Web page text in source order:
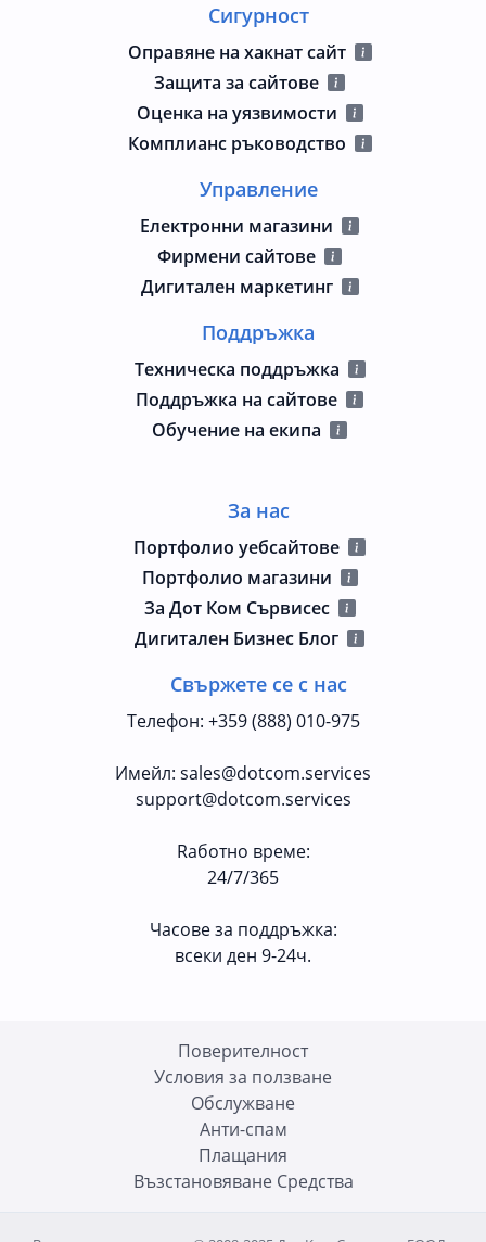
Сигурност
Оправяне на хакнат сайт
Защита за сайтове
Оценка на уязвимости
Комплианс ръководство
Управление
Електронни магазини
Фирмени сайтове
Дигитален маркетинг
Поддръжка
Техническа поддръжка
Поддръжка на сайтове
Обучение на екипа
За нас
Портфолио уебсайтове
Портфолио магазини
За Дот Ком Сървисес
Дигитален Бизнес Блог
Свържете се с нас
Телефон: +359 (888) 010-975
Имейл: sales@dotcom.services
support@dotcom.services
Rаботно време:
24/7/365
Часове за поддръжка:
всеки ден 9-24ч.
Поверителност
Условия за ползване
Oбслужване
Анти-спам
Плащания
Възстановяване Средства